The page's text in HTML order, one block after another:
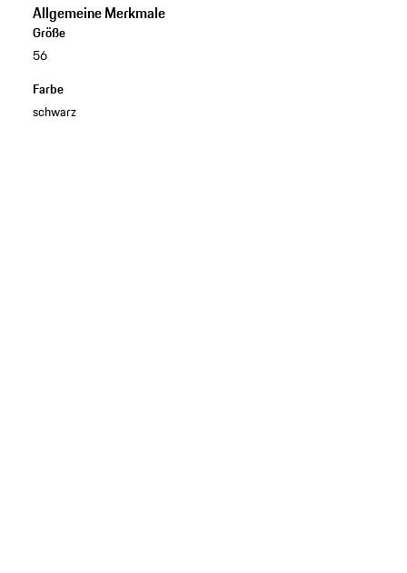
Allgemeine Merkmale
Größe
56
Farbe
schwarz